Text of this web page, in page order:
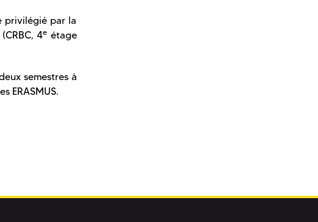
privilégié par la
(CRBC, 4e étage
semestres à
ERASMUS.